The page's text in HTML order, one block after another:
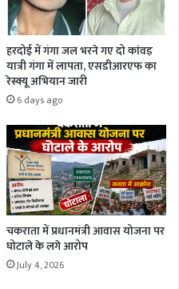
हरदोई में गंगा जल भरने गए दो कांवड़
यात्री गंगा में लापता, एसडीआरएफ का
रेस्क्यू अभियान जारी
6 days ago
चकराता में प्रधानमंत्री आवास योजना पर
घोटाले के लगे आरोप
July 4, 2026